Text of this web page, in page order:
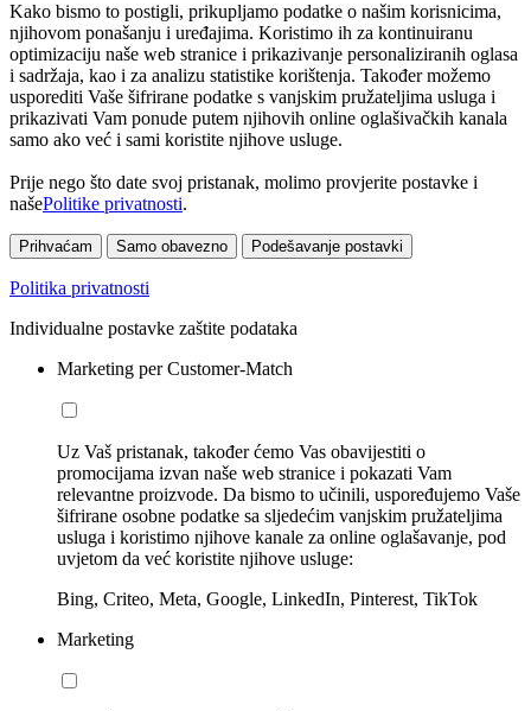
Kako bismo to postigli, prikupljamo podatke o našim korisnicima,
njihovom ponašanju i uređajima. Koristimo ih za kontinuiranu
optimizaciju naše web stranice i prikazivanje personaliziranih oglasa
i sadržaja, kao i za analizu statistike korištenja. Također možemo
usporediti Vaše šifrirane podatke s vanjskim pružateljima usluga i
prikazivati Vam ponude putem njihovih online oglašivačkih kanala
samo ako već i sami koristite njihove usluge.
Prije nego što date svoj pristanak, molimo provjerite postavke i
našePolitike privatnosti.
Prihvaćam Samo obavezno Podešavanje postavki
Politika privatnosti
Individualne postavke zaštite podataka
Marketing per Customer-Match
Uz Vaš pristanak, također ćemo Vas obavijestiti o
promocijama izvan naše web stranice i pokazati Vam
relevantne proizvode. Da bismo to učinili, uspoređujemo Vaše
šifrirane osobne podatke sa sljedećim vanjskim pružateljima
usluga i koristimo njihove kanale za online oglašavanje, pod
uvjetom da već koristite njihove usluge:
Bing, Criteo, Meta, Google, LinkedIn, Pinterest, TikTok
Marketing